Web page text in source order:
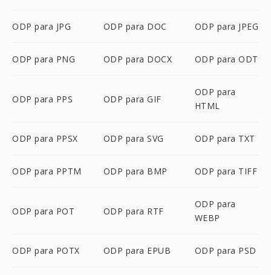
ODP para JPG ODP para DOC ODP para JPEG
ODP para PNG ODP para DOCX ODP para ODT
ODP para PPS ODP para GIF
ODP para
HTML
ODP para PPSX ODP para SVG ODP para TXT
ODP para PPTM ODP para BMP ODP para TIFF
ODP para POT ODP para RTF
ODP para
WEBP
ODP para POTX ODP para EPUB ODP para PSD